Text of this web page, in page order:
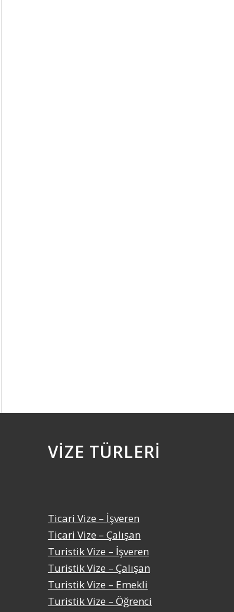
VIZE TÜRLERI
Ticari Vize – İşveren
Ticari Vize – Çalışan
Turistik Vize – İşveren
Turistik Vize – Çalışan
Turistik Vize – Emekli
Turistik Vize – Öğrenci